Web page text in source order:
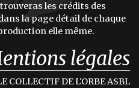
les crédits des
la page détail de chaque
elle même.
légales
COLLECTIF DE L'ORBE ASBL